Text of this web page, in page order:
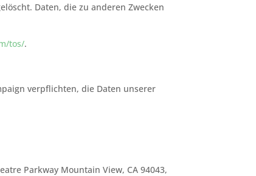
Daten, die zu anderen Zwecken
tos/.
verpflichten, die Daten unserer
Parkway Mountain View, CA 94043,